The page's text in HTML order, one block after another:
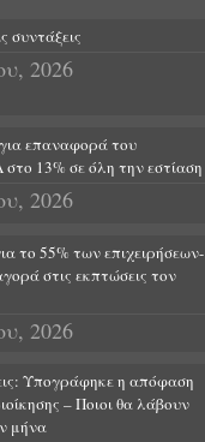
συντάξεις
2026
επαναφορά του
13% σε όλη την εστίαση
2026
το 55% των επιχειρήσεων-
στις εκπτώσεις τον
2026
Υπογράφηκε η απόφαση
– Ποιοι θα λάβουν
μήνα